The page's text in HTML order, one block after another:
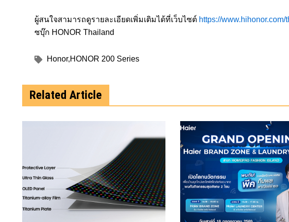
ผู้สนใจสามารถดูรายละเอียดเพิ่มเติมได้ที่เว็บไซต์ https://www.hihonor.com/
ซบุ๊ก HONOR Thailand
Honor,HONOR 200 Series
Related Article